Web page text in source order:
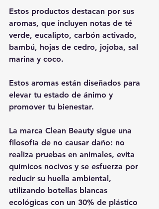
Estos productos destacan por sus
aromas, que incluyen notas de té
verde, eucalipto, carbón activado,
bambú, hojas de cedro, jojoba, sal
marina y coco.
Estos aromas están diseñados para
elevar tu estado de ánimo y
promover tu bienestar.
La marca Clean Beauty sigue una
filosofía de no causar daño: no
realiza pruebas en animales, evita
químicos nocivos y se esfuerza por
reducir su huella ambiental,
utilizando botellas blancas
ecológicas con un 30% de plástico